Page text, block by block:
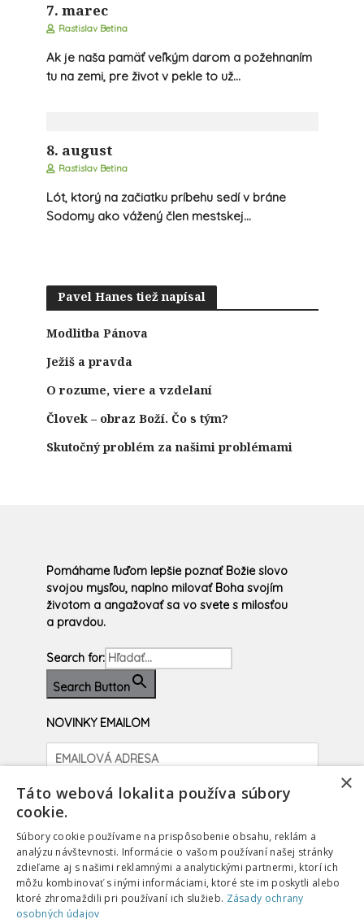
7. marec
Rastislav Betina
Ak je naša pamäť veľkým darom a požehnaním
tu na zemi, pre život v pekle to už...
8. august
Rastislav Betina
Lót, ktorý na začiatku príbehu sedí v bráne
Sodomy ako vážený člen mestskej...
Pavel Hanes tiež napísal
Modlitba Pánova
Ježiš a pravda
O rozume, viere a vzdelaní
Človek – obraz Boží. Čo s tým?
Skutočný problém za našimi problémami
Pomáhame ľuďom lepšie poznať Božie slovo
svojou mysľou, naplno milovať Boha svojím
životom a angažovať sa vo svete s milosťou
a pravdou.
Search for:
Search Button
NOVINKY EMAILOM
Prihlásiť sa
facebook instagram youtube
PODPORIŤ SUPPORT
OCHRANA OSOBNÝCH ÚDAJOV
×
Táto webová lokalita používa súbory
cookie.
Súbory cookie používame na prispôsobenie obsahu, reklám a
analýzu návštevnosti. Informácie o vašom používaní našej stránky
zdieľame aj s našimi reklamnými a analytickými partnermi, ktorí ich
môžu kombinovať s inými informáciami, ktoré ste im poskytli alebo
ktoré zhromaždili pri používaní ich služieb. Zásady ochrany
osobných údajov